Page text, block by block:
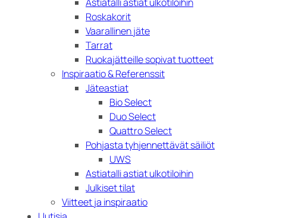
Roskakorit
Vaarallinen jäte
Tarrat
Ruokajätteille sopivat tuotteet
Inspiraatio & Referenssit
Jäteastiat
Bio Select
Duo Select
Quattro Select
Pohjasta tyhjennettävät säiliöt
UWS
Astiatalli astiat ulkotiloihin
Julkiset tilat
Viitteet ja inspiraatio